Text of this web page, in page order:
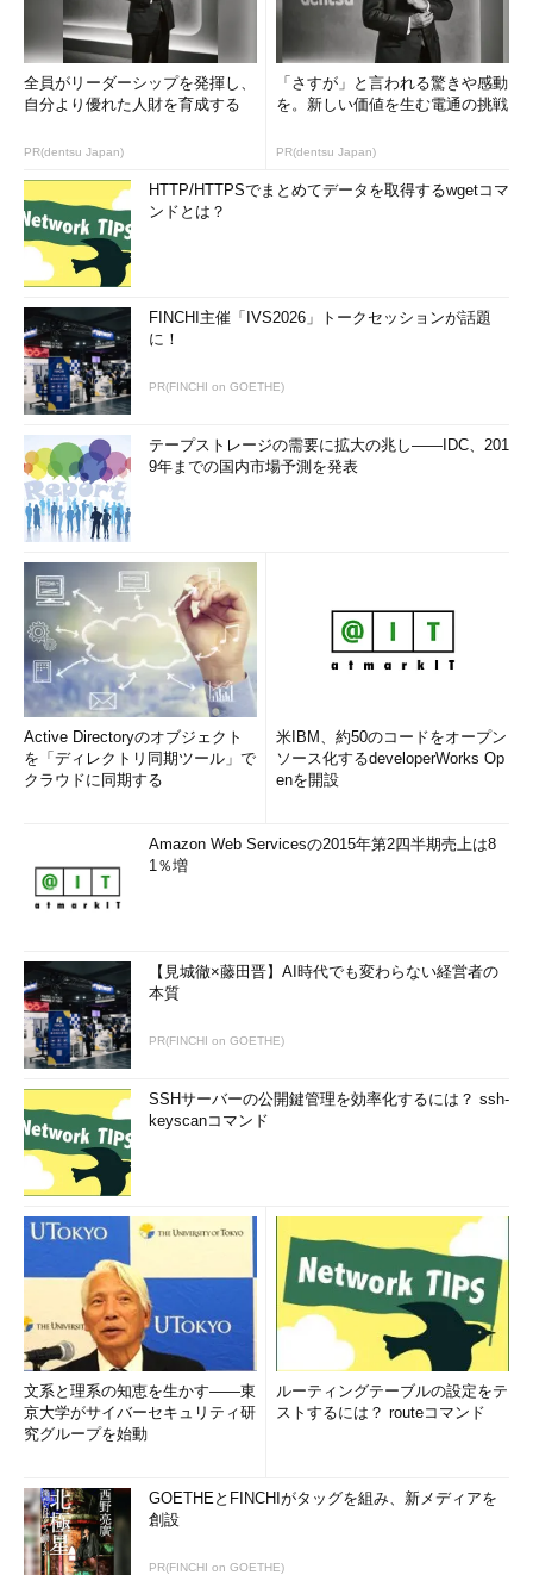
全員がリーダーシップを発揮し、
自分より優れた人財を育成する
PR(dentsu Japan)
「さすが」と言われる驚きや感動
を。新しい価値を生む電通の挑戦
PR(dentsu Japan)
HTTP/HTTPSでまとめてデータを取得するwgetコマ
ンドとは？
FINCHI主催「IVS2026」トークセッションが話題
に！
PR(FINCHI on GOETHE)
テープストレージの需要に拡大の兆し――IDC、201
9年までの国内市場予測を発表
Active Directoryのオブジェクト
を「ディレクトリ同期ツール」で
クラウドに同期する
米IBM、約50のコードをオープン
ソース化するdeveloperWorks Op
enを開設
Amazon Web Servicesの2015年第2四半期売上は8
1％増
【見城徹×藤田晋】AI時代でも変わらない経営者の
本質
PR(FINCHI on GOETHE)
SSHサーバーの公開鍵管理を効率化するには？ ssh-
keyscanコマンド
文系と理系の知恵を生かす――東
京大学がサイバーセキュリティ研
究グループを始動
ルーティングテーブルの設定をテ
ストするには？ routeコマンド
GOETHEとFINCHIがタッグを組み、新メディアを
創設
PR(FINCHI on GOETHE)